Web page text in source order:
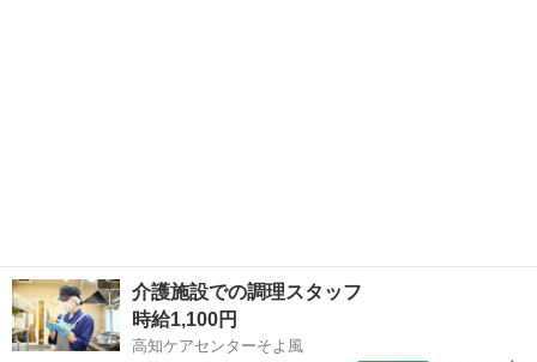
介護施設での調理スタッフ
時給1,100円
高知ケアセンターそよ風